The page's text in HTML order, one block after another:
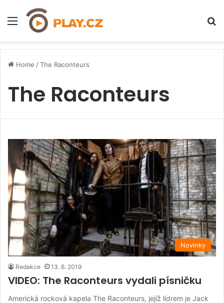
Menu
Home /The Raconteurs
The Raconteurs
Novinky
Redakce 13. 6. 2019
VIDEO: The Raconteurs vydali písničku
Americká rocková kapela The Raconteurs, jejíž lídrem je Jack